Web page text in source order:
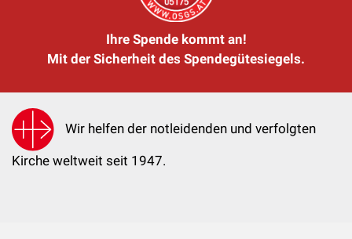
Ihre Spende kommt an!
Mit der Sicherheit des Spendegütesiegels.
Wir helfen der notleidenden und verfolgten
Kirche weltweit seit 1947.